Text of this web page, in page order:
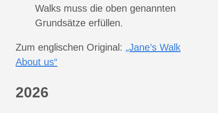
Walks muss die oben genannten
Grundsätze erfüllen.
Zum englischen Original: „Jane’s Walk
About us“
2026